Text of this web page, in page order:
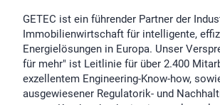
GETEC ist ein führender Partner der
Immobilienwirtschaft für intelligente,
Energielösungen in Europa. Unser
für mehr" ist Leitlinie für über 2.400
exzellentem Engineering-Know-how,
ausgewiesener Regulatorik- und